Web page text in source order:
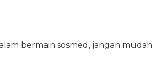
bermain sosmed, jangan mudah